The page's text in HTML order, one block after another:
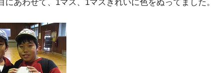
にあわせて、1マス、1マスきれいに色をぬってました。